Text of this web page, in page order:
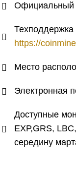
Официальный
https://
Место
Электронная
Доступные
ЕХР,GRS,
середину